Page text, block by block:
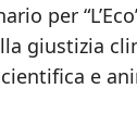
per
giustizia
e